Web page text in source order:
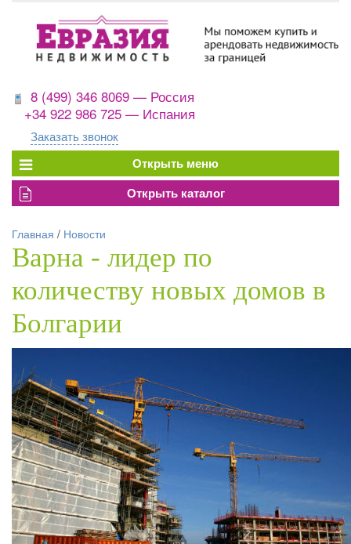
8 (499) 346 8069 — Россия
+34 922 986 725 — Испания
Заказать звонок
Главная / Новости
Варна - лидер по
количеству новых домов в
Болгарии